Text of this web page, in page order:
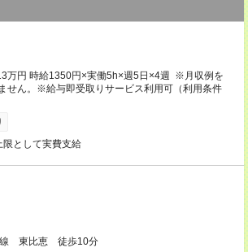
円 時給1350円×実働5h×週5日×4週 ※月収例を
せん。※給与即受取りサービス利用可（利用条件
限として実費支給
東比恵 徒歩10分